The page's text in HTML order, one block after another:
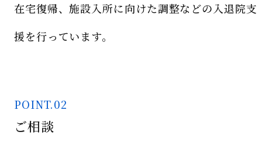
在宅復帰、施設入所に向けた調整などの入退院支
援を行っています。
POINT.02
ご相談